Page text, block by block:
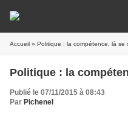
Accueil » Politique : la compétence, là se
Publié le 07/11/2015 à 08:43
Par Pichenel